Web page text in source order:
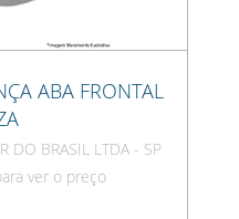
ABA FRONTAL
DO BRASIL LTDA - SP
ver o preço